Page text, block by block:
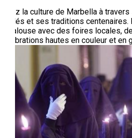
Vivez la culture de Marbella à
défilés et ses traditions
andalouse avec des foires locales,
célébrations hautes en couleur et en